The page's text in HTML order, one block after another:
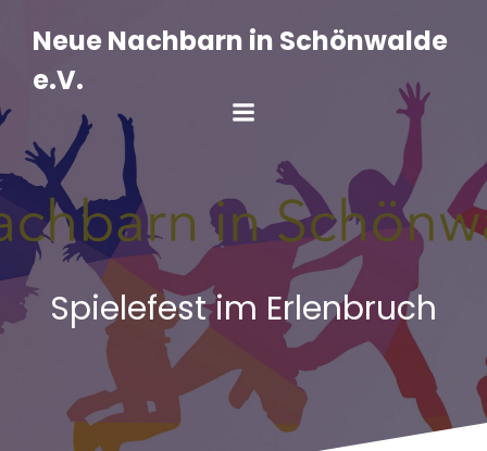
Inhalt
springenNeue Nachbarn in Schönwalde
e.V.
Spielefest im Erlenbruch